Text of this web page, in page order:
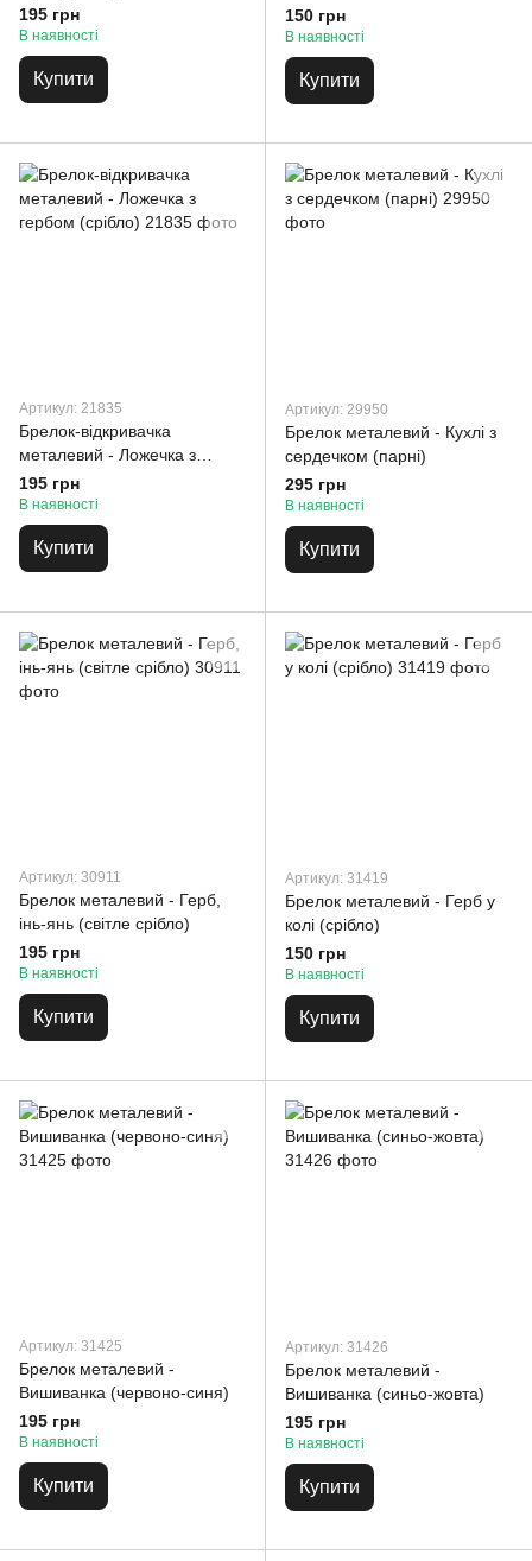
195 грн
В наявності
Купити
гербом (срібло)
150 грн
В наявності
Купити
Артикул: 21835
Брелок-відкривачка
металевий - Ложечка з
гербом (срібло)
195 грн
В наявності
Купити
Артикул: 29950
Брелок металевий - Кухлі з
сердечком (парні)
295 грн
В наявності
Купити
Артикул: 30911
Брелок металевий - Герб,
інь-янь (світле срібло)
195 грн
В наявності
Купити
Артикул: 31419
Брелок металевий - Герб у
колі (срібло)
150 грн
В наявності
Купити
Артикул: 31425
Брелок металевий -
Вишиванка (червоно-синя)
195 грн
В наявності
Купити
Артикул: 31426
Брелок металевий -
Вишиванка (синьо-жовта)
195 грн
В наявності
Купити